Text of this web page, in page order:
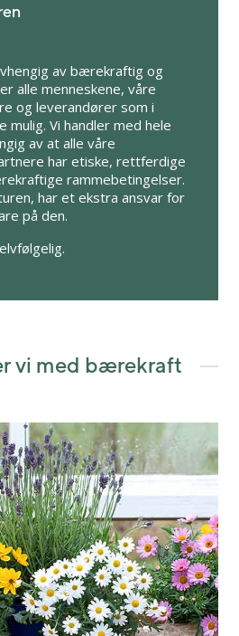
av bærekraftig og
alle menneskene, våre
og leverandører som i
Vi handler med hele
av at alle våre
har etiske, rettferdige
rammebetingelser.
har et ekstra ansvar for
på den.
vi med bærekraft